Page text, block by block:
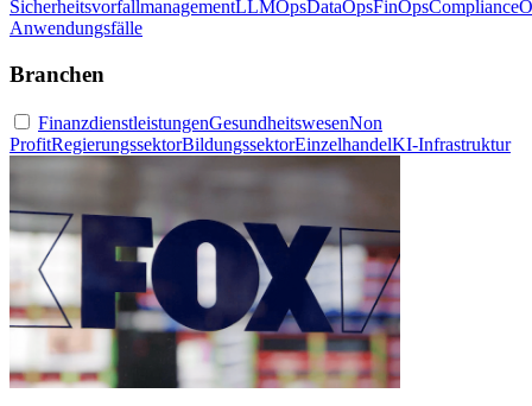
SicherheitsvorfallmanagementLLMOpsDataOpsFinOps
Anwendungsfälle
Branchen
FinanzdienstleistungenGesundheitswesenNon
ProfitRegierungssektorBildungssektorEinzelhandelKI-Infrastruktur